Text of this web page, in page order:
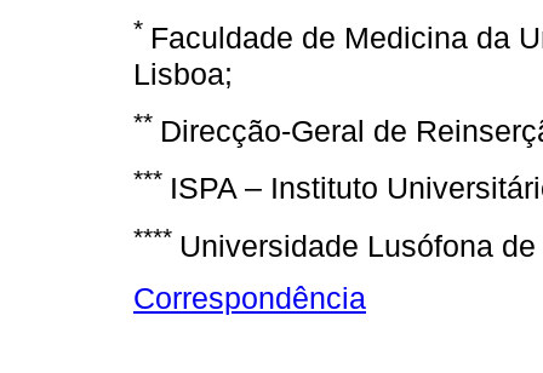
* Faculdade de Medicina da
Lisboa;
** Direcção-Geral de
*** ISPA – Instituto
**** Universidade Lusófona
Correspondência